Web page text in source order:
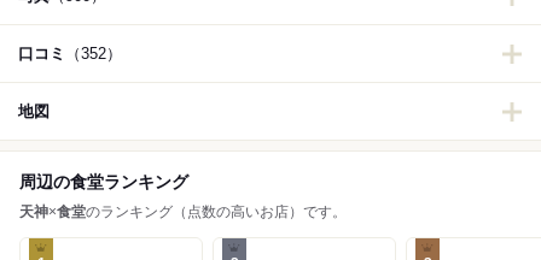
口コミ （352）
地図
周辺の食堂ランキング
天神×食堂のランキング（点数の高いお店）です。